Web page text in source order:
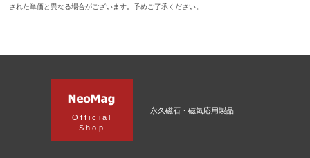
された単価と異なる場合がございます。予めご了承ください。
Official
Shop
永久磁石・磁気応用製品